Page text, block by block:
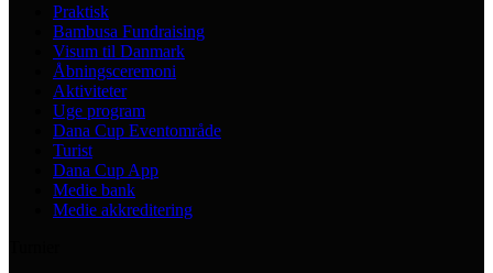
Praktisk
Bambusa Fundraising
Visum til Danmark
Åbningsceremoni
Aktiviteter
Uge program
Dana Cup Eventområde
Turist
Dana Cup App
Medie bank
Medie akkreditering